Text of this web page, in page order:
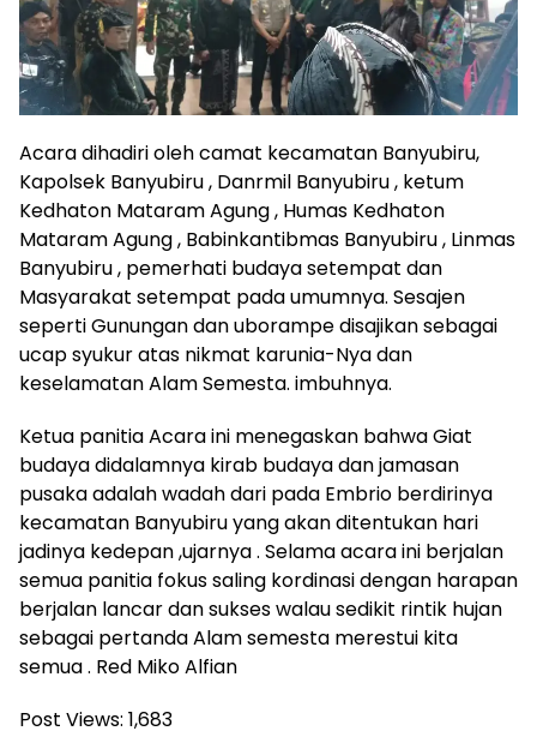
Acara dihadiri oleh camat kecamatan Banyubiru,
Kapolsek Banyubiru , Danrmil Banyubiru , ketum
Kedhaton Mataram Agung , Humas Kedhaton
Mataram Agung , Babinkantibmas Banyubiru , Linmas
Banyubiru , pemerhati budaya setempat dan
Masyarakat setempat pada umumnya. Sesajen
seperti Gunungan dan uborampe disajikan sebagai
ucap syukur atas nikmat karunia-Nya dan
keselamatan Alam Semesta. imbuhnya.
Ketua panitia Acara ini menegaskan bahwa Giat
budaya didalamnya kirab budaya dan jamasan
pusaka adalah wadah dari pada Embrio berdirinya
kecamatan Banyubiru yang akan ditentukan hari
jadinya kedepan ,ujarnya . Selama acara ini berjalan
semua panitia fokus saling kordinasi dengan harapan
berjalan lancar dan sukses walau sedikit rintik hujan
sebagai pertanda Alam semesta merestui kita
semua . Red Miko Alfian
Post Views: 1,683